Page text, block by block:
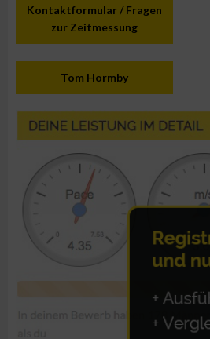
Kontaktformular / Fragen
zur Zeitmessung
Tom Hormby